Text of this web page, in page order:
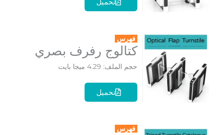
فهرس
كتالوج رفرف بصري
حجم الملف: 4.29 ميجا بايت
تحميل
فهرس